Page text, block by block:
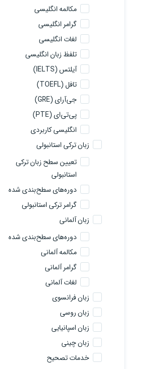
مکالمه انگلیسی
گرامر انگلیسی
لغات انگلیسی
تلفظ زبان انگلیسی
آیلتس (IELTS)
تافل (TOEFL)
جی‌آرای (GRE)
پی‌تی‌ای (PTE)
انگلیسی کاربردی
زبان ترکی استانبولی
تعیین سطح زبان ترکی
استانبولی
دوره‌های سطح‌بندی شده
گرامر ترکی استانبولی
زبان آلمانی
دوره‌های سطح‌بندی شده
مکالمه آلمانی
گرامر آلمانی
لغات آلمانی
زبان فرانسوی
زبان روسی
زبان اسپانیایی
زبان چینی
خدمات تصحیح